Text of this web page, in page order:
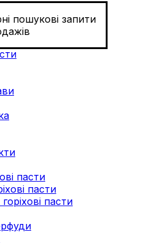
пошукові запити
пасти
пасти
пасти